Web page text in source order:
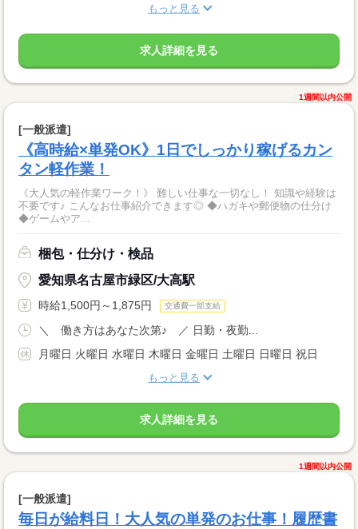
もっと見る
求人詳細を見る
1週間以内公開
[一般派遣]
《高時給×単発OK》1日でしっかり稼げるカン
タン軽作業！
《大人気の軽作業ワーク！》 難しい仕事な一切なし！ 知識や経験は
不要です♪ こんなお仕事紹介できます◎ ◆ハガキや郵便物の仕分け
◆ゲームやア...
梱包・仕分け・検品
愛知県名古屋市緑区/大高駅
時給1,500円～1,875円 交通費一部支給
＼ 働き方はあなた次第♪ ／ 日勤・夜勤...
月曜日 火曜日 水曜日 木曜日 金曜日 土曜日 日曜日 祝日
もっと見る
求人詳細を見る
1週間以内公開
[一般派遣]
毎日が給料日！大人気の単発のお仕事！履歴書